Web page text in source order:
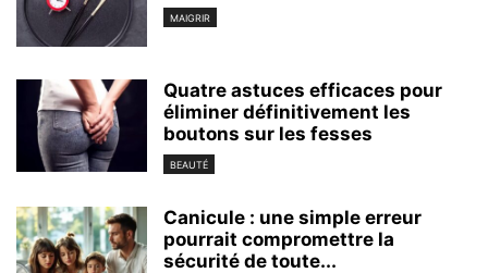
MAIGRIR
Quatre astuces efficaces pour
éliminer définitivement les
boutons sur les fesses
BEAUTÉ
Canicule : une simple erreur
pourrait compromettre la
sécurité de toute...